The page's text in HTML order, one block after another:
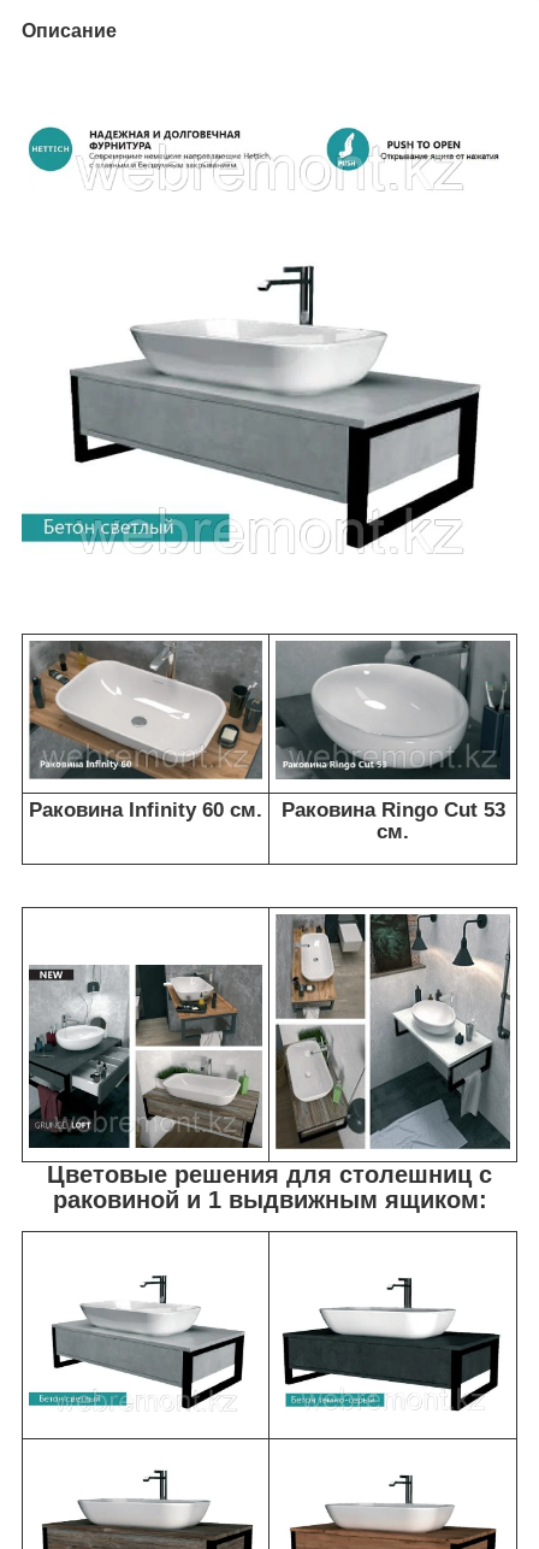
Описание
Раковина Infinity 60 см.
Раковина Ringo Cut 53
см.
Цветовые решения для столешниц с
раковиной и 1 выдвижным ящиком: